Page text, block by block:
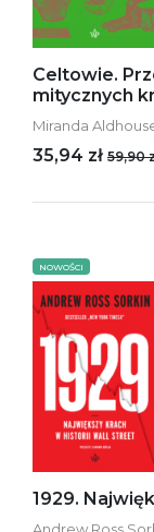
Celtowie.
mitycznych
Miranda
35,94 zł 59,90
NOWOŚCI
1929.